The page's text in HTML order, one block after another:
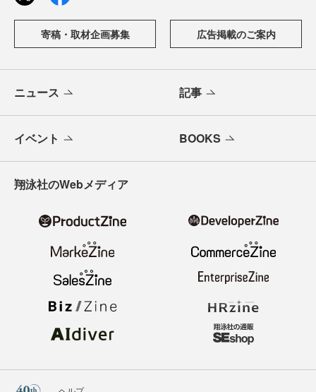
寄稿・取材企画募集 広告掲載のご案内
ニュース 記事
イベント BOOKS
翔泳社のWebメディア